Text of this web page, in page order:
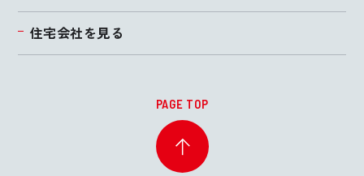
住宅会社を見る
PAGE TOP